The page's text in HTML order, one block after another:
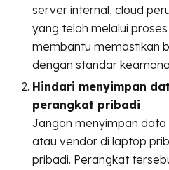
server internal, cloud
yang telah melalui
membantu memastikan
dengan standar
Hindari menyimpan
perangkat pribadi
Jangan menyimpan
atau vendor di laptop
pribadi. Perangkat